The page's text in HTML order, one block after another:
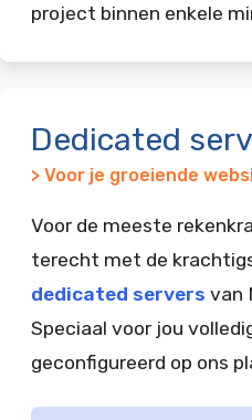
project binnen enkele
Dedicated
> Voor je groeiende
Voor de meeste
terecht met de
dedicated servers van
Speciaal voor jou
geconfigureerd op ons